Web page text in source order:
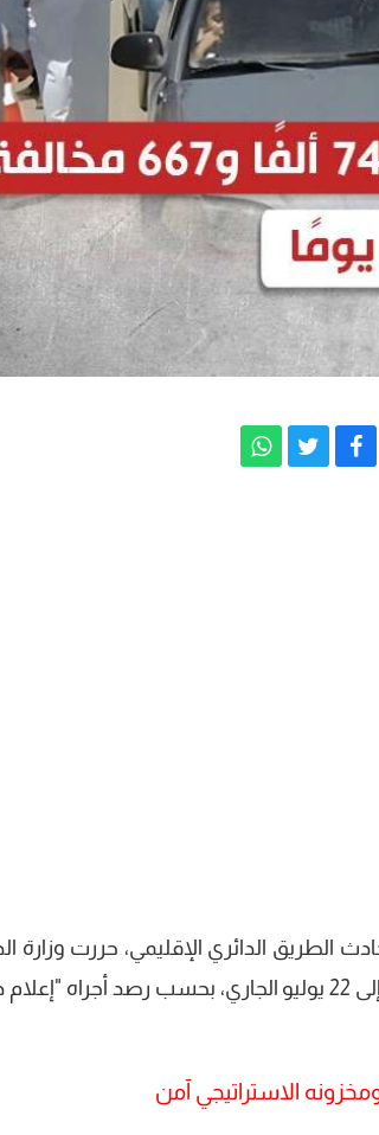
الدائري الإقليمي، حررت وزارة
من 2 مليون و74 ألف مخالفة مرورية خلال الفترة من 3 إلى 22 يوليو الجاري، بحسب
الاستراتيجي آمن